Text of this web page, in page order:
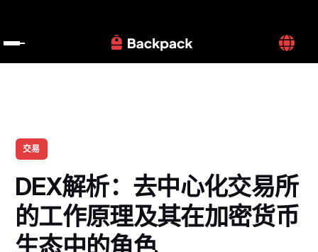
交易
DEX解析：去中心化交易所
的工作原理及其在加密货币
生态中的角色